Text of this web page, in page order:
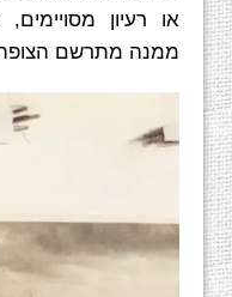
או רעיון
ממנה מתרשם